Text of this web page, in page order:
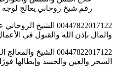
رقم شيخ روحاني يعالج لوجه
00447822017122
والمال بإذن الله والقبول في
00447822017122
السحر والعين والحسد وإبطالها فورًا